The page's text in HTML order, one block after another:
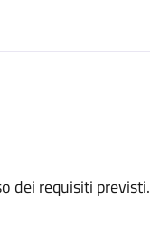
dei requisiti previsti.